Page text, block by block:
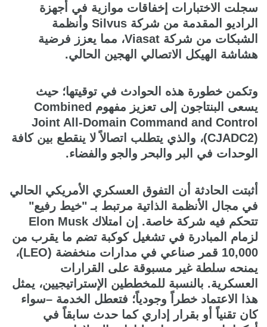
سجلت الاختبارات إخفاقات موازية في أجهزة
الراديو المقدمة من شركة Silvus وأنظمة
الشبكات من شركة Viasat، مما يعزز فرضية
هشاشة الهيكل الاتصالي الهجين الحالي.
وتكمن خطورة هذه الحوادث في توقيتها؛ حيث
يسعى البنتاجون إلى تعزيز مفهوم Combined
Joint All-Domain Command and Control
(CJADC2)، والذي يتطلب اتصالاً لا ينقطع بين كافة
الوحدات في البر والبحر والجو والفضاء.
أثبتت الحادثة أن التفوق العسكري الأمريكي الحالي
في مجال الأنظمة الذاتية مرتبط بـ "خيط رفيع"
تتحكم فيه شركة خاصة. إن امتلاك Elon Musk
لزمام المبادرة في تشغيل كوكبة تضم ما يقرب من
10,000 قمر صناعي في مدارات منخفضة (LEO)،
يمنحه سلطة غير مسبوقة على القرارات
العسكرية. بالنسبة للمخططين الإستراتيجيين، يمثل
هذا الاعتماد خطراً وجودياً؛ فتعطل الخدمة –سواء
كان تقنياً أو بقرار إداري كما حدث سابقاً في